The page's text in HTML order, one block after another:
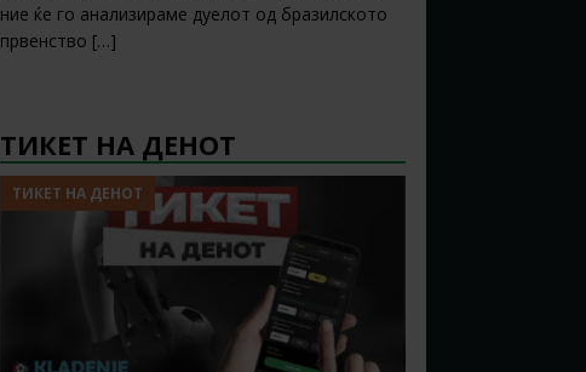
ние ќе го анализираме дуелот од бразилското
првенство […]
ТИКЕТ НА ДЕНОТ
ТИКЕТ НА ДЕНОТ